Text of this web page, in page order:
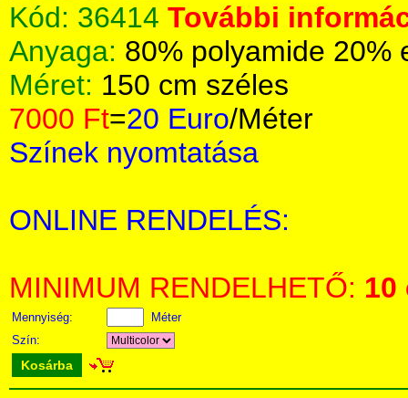
Kód: 36414 További
Anyaga: 80% polyamide 20%
Méret: 150 cm széles
7000 Ft=20 Euro/Méter
Színek nyomtatása
ONLINE RENDELÉS:
MINIMUM RENDELHETŐ: 10
Mennyiség:
Méter
Szín:
Kosárba